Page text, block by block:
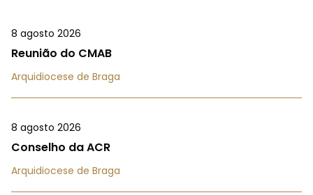
8 agosto 2026
Reunião do CMAB
Arquidiocese de Braga
8 agosto 2026
Conselho da ACR
Arquidiocese de Braga